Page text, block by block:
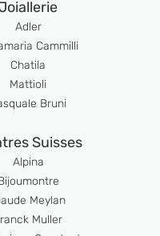
Adler
maria Cammilli
Chatila
Mattioli
Bruni
Suisses
Alpina
re
Meylan
Muller